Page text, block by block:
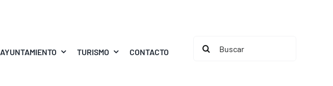
AYUNTAMIENTO TURISMO CONTACTO
Buscar: